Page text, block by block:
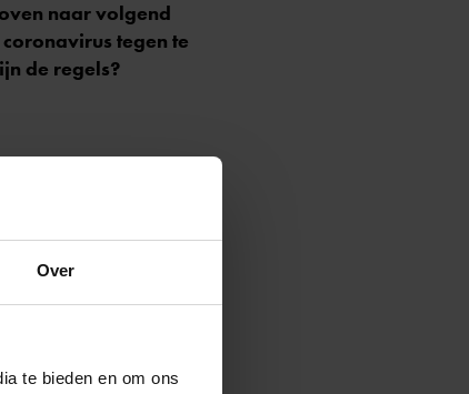
Over
te bieden en om ons
naar volgend
tegen te
de regels?
studieadvies